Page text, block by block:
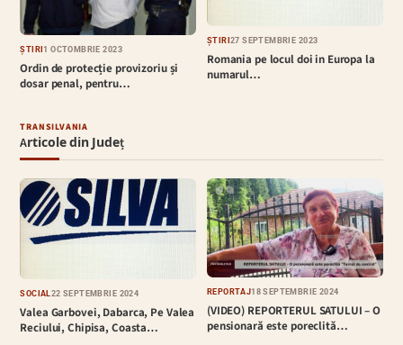
ȘTIRI1 OCTOMBRIE 2023
Ordin de protecție provizoriu și
dosar penal, pentru…
ȘTIRI27 SEPTEMBRIE 2023
Romania pe locul doi in Europa la
numarul…
TRANSILVANIA
Articole din Județ
SOCIAL22 SEPTEMBRIE 2024
Valea Garbovei, Dabarca, Pe Valea
Reciului, Chipisa, Coasta…
REPORTAJ18 SEPTEMBRIE 2024
(VIDEO) REPORTERUL SATULUI – O
pensionară este poreclită…